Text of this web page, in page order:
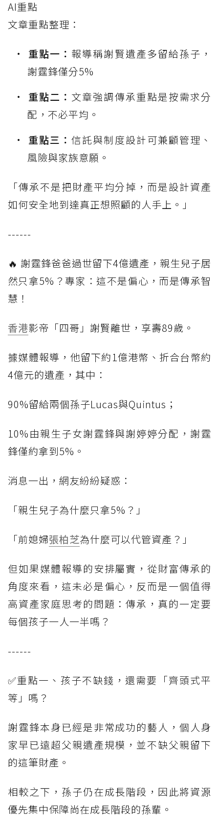
AI重點
文章重點整理：
重點一： 報導稱謝賢遺產多留給孫子，
謝霆鋒僅分5%
重點二： 文章強調傳承重點是按需求分
配，不必平均。
重點三：信託與制度設計可兼顧管理、
風險與家族意願。
「傳承不是把財產平均分掉，而是設計資產
如何安全地到達真正想照顧的人手上。」
------
🔥 謝霆鋒爸爸過世留下4億遺產，親生兒子居
然只拿5%？專家：這不是偏心，而是傳承智
慧！
香港影帝「四哥」謝賢離世，享壽89歲。
據媒體報導，他留下約1億港幣、折合台幣約
4億元的遺產，其中：
90%留給兩個孫子Lucas與Quintus；
10%由親生子女謝霆鋒與謝婷婷分配，謝霆
鋒僅約拿到5%。
消息一出，網友紛紛疑惑：
「親生兒子為什麼只拿5%？」
「前媳婦張柏芝為什麼可以代管資產？」
但如果媒體報導的安排屬實，從財富傳承的
角度來看，這未必是偏心，反而是一個值得
高資產家庭思考的問題：傳承，真的一定要
每個孩子一人一半嗎？
------
✅重點一、孩子不缺錢，還需要「齊頭式平
等」嗎？
謝霆鋒本身已經是非常成功的藝人，個人身
家早已遠超父親遺產規模，並不缺父親留下
的這筆財產。
相較之下，孫子仍在成長階段，因此將資源
優先集中保障尚在成長階段的孫輩。